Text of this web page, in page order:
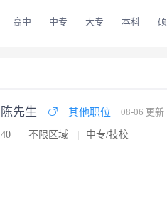
高中 中专 大专 本科
陈先生 其他职位 08-06 更新
40 不限区域 中专/技校